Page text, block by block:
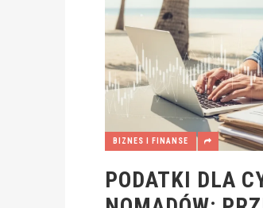
BIZNES I FINANSE
PODATKI DLA